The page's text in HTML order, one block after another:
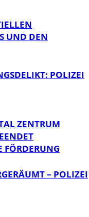
UND DEN
POLIZEI
ZENTRUM
FÖRDERUNG
– POLIZEI